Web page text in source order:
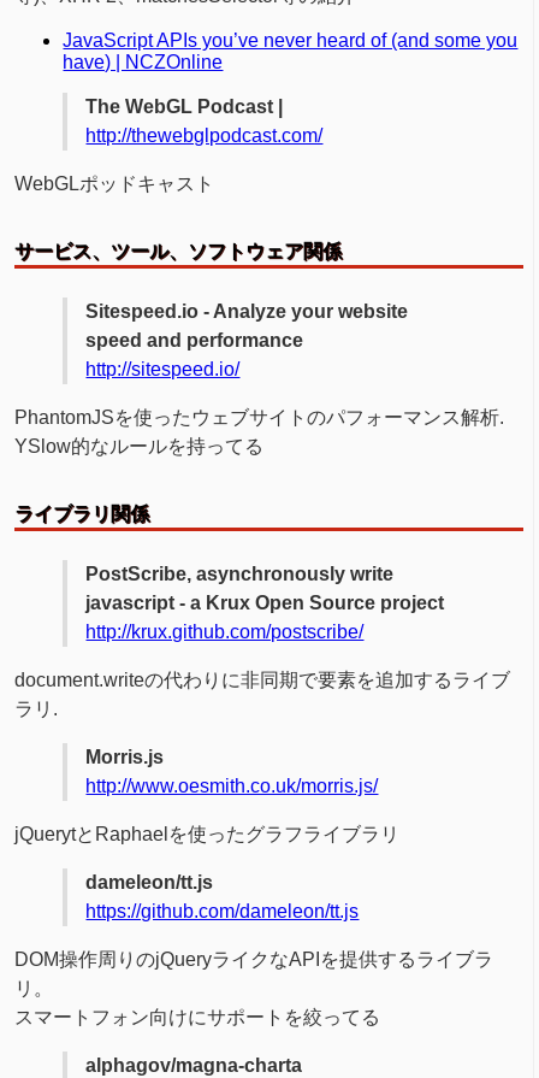
JavaScript APIs you’ve never heard of (and some you
have) | NCZOnline
The WebGL Podcast |
http://thewebglpodcast.com/
WebGLポッドキャスト
サービス、ツール、ソフトウェア関係
Sitespeed.io - Analyze your website
speed and performance
http://sitespeed.io/
PhantomJSを使ったウェブサイトのパフォーマンス解析.
YSlow的なルールを持ってる
ライブラリ関係
PostScribe, asynchronously write
javascript - a Krux Open Source project
http://krux.github.com/postscribe/
document.writeの代わりに非同期で要素を追加するライブ
ラリ.
Morris.js
http://www.oesmith.co.uk/morris.js/
jQuerytとRaphaelを使ったグラフライブラリ
dameleon/tt.js
https://github.com/dameleon/tt.js
DOM操作周りのjQueryライクなAPIを提供するライブラ
リ。
スマートフォン向けにサポートを絞ってる
alphagov/magna-charta